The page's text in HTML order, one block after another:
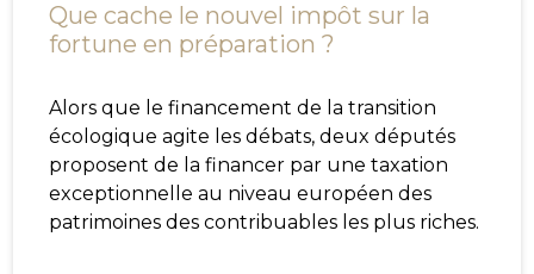
Que cache le nouvel impôt sur la
fortune en préparation ?
Alors que le financement de la transition
écologique agite les débats, deux députés
proposent de la financer par une taxation
exceptionnelle au niveau européen des
patrimoines des contribuables les plus riches.